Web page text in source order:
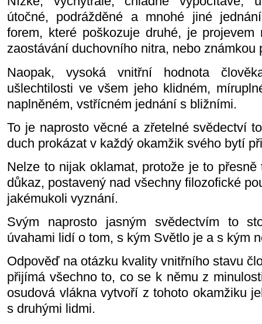
útočné, podrážděné a mnohé jiné
forem, které poškozuje druhé, je projevem
zaostávání duchovního nitra, nebo známkou
Naopak, vysoká vnitřní hodnota
ušlechtilosti ve všem jeho klidném,
naplněném, vstřícném jednání s bližními.
To je naprosto věcné a zřetelné svědectví
duch prokázat v každý okamžik svého bytí
Nelze to nijak oklamat, protože je to
důkaz, postavený nad všechny filozofické
jakémukoli vyznání.
Svým naprosto jasným svědectvím to
úvahami lidí o tom, s kým Světlo je a s kým
Odpověď na otázku kvality vnitřního stavu
přijímá všechno to, co se k němu z
osudová vlákna vytvoří z tohoto okamžiku
s druhými lidmi.